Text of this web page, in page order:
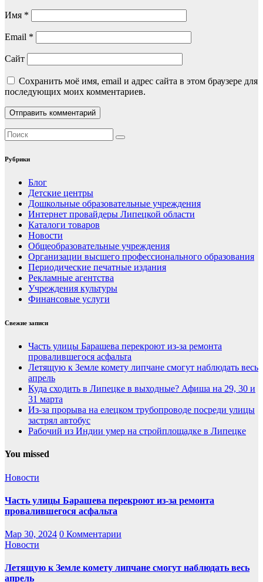
Имя *
Email *
Сайт
Сохранить моё имя, email и адрес сайта в этом браузере для
последующих моих комментариев.
Рубрики
Блог
Детские центры
Дошкольные образовательные учреждения
Интернет провайдеры Липецкой области
Каталоги товаров
Новости
Общеобразовательные учреждения
Организации высшего профессионального образования
Периодические печатные издания
Рекламные агентства
Учреждения культуры
Финансовые услуги
Свежие записи
Часть улицы Барашева перекроют из-за ремонта
провалившегося асфальта
Летящую к Земле комету липчане смогут наблюдать весь
апрель
Куда сходить в Липецке в выходные? Афиша на 29, 30 и
31 марта
Из-за прорыва на елецком трубопроводе посреди улицы
застрял автобус
Рабочий из Индии умер на стройплощадке в Липецке
You missed
Новости
Часть улицы Барашева перекроют из-за ремонта
провалившегося асфальта
Мар 30, 2024 0 Комментарии
Новости
Летящую к Земле комету липчане смогут наблюдать весь
апрель